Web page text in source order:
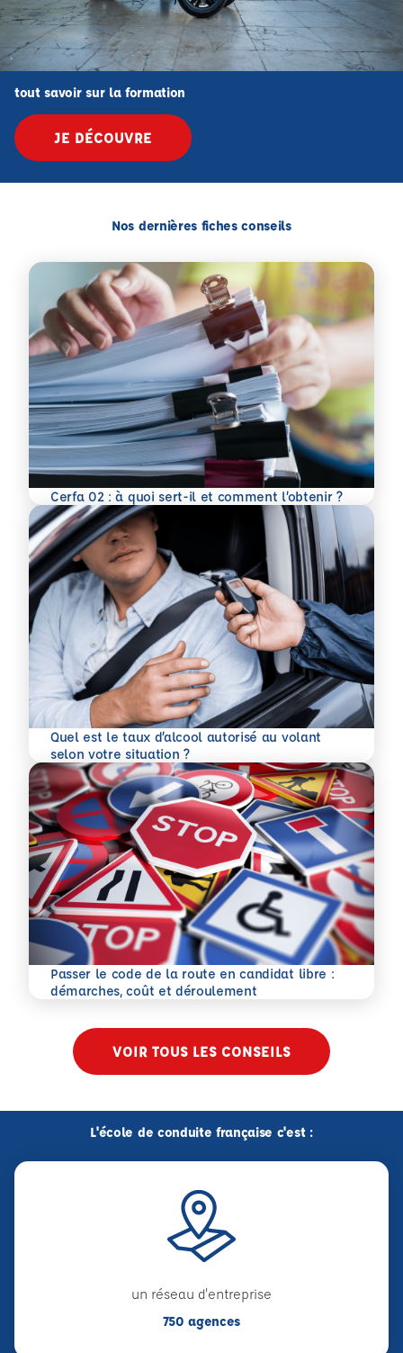
tout savoir sur la formation
JE DÉCOUVRE
Nos dernières fiches conseils
Cerfa 02 : à quoi sert-il et comment l’obtenir ?
En savoir plus
Quel est le taux d’alcool autorisé au volant
selon votre situation ?
En savoir plus
Passer le code de la route en candidat libre :
démarches, coût et déroulement
En savoir plus
VOIR TOUS LES CONSEILS
L'école de conduite française c'est :
un réseau d'entreprise
750 agences